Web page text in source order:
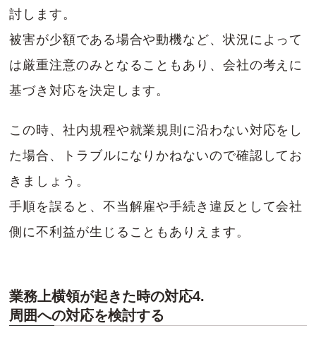
討します。
被害が少額である場合や動機など、状況によって
は厳重注意のみとなることもあり、会社の考えに
基づき対応を決定します。
この時、社内規程や就業規則に沿わない対応をし
た場合、トラブルになりかねないので確認してお
きましょう。
手順を誤ると、不当解雇や手続き違反として会社
側に不利益が生じることもありえます。
業務上横領が起きた時の対応4.
周囲への対応を検討する